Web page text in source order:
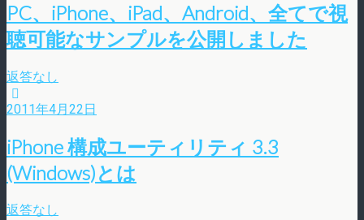
PC、iPhone、iPad、Android、全てで視
聴可能なサンプルを公開しました
返答なし
2011年4月22日
iPhone 構成ユーティリティ 3.3
(Windows)とは
返答なし